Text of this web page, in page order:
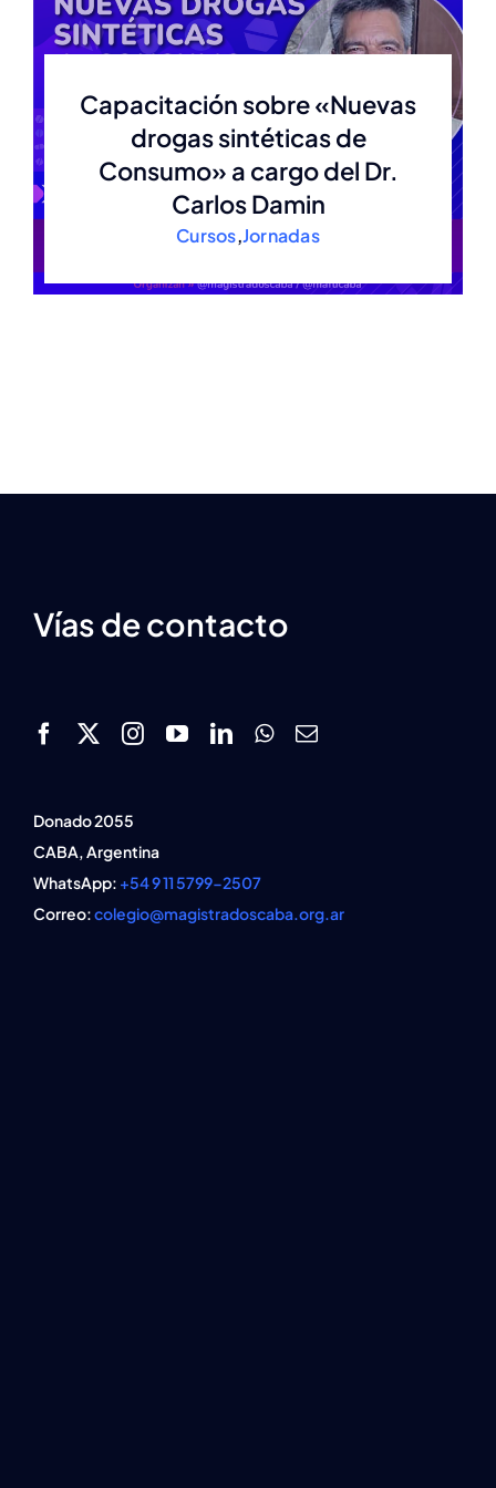
Estatuto
Actas
Autoridades anteriores
Capacitación sobre «Nuevas
drogas sintéticas de
Consumo» a cargo del Dr.
Carlos Damin
Cursos,Jornadas
Vías de contacto
Donado 2055
CABA, Argentina
WhatsApp: +54 9 11 5799-2507
Correo:colegio@magistradoscaba.org.ar